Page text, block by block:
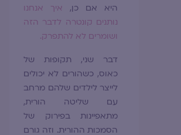
היא אם כן,
איך אנחנו
נותנים קונטרה לדבר הזה
ושומרים לא להתפרק.
דבר שני, תקופות של
כאוס, כשהורים לא יכולים
לייצר לילדים שלהם מרחב
עם שליטה הורית,
מתאפיינות בפירוק של
הסמכות ההורית. וזה גורם